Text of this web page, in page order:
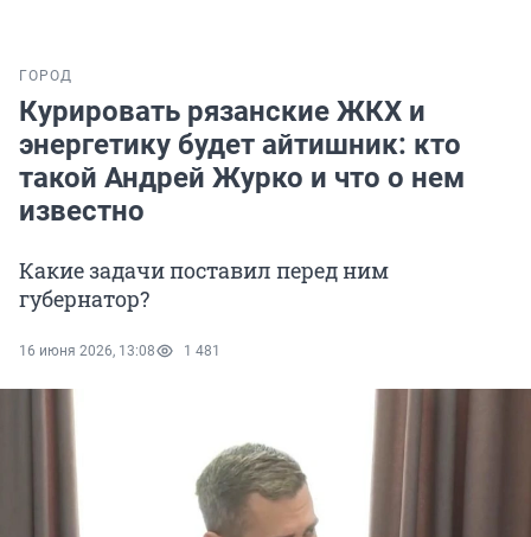
ГОРОД
Курировать рязанские ЖКХ и
энергетику будет айтишник: кто
такой Андрей Журко и что о нем
известно
Какие задачи поставил перед ним
губернатор?
16 июня 2026, 13:08 1 481